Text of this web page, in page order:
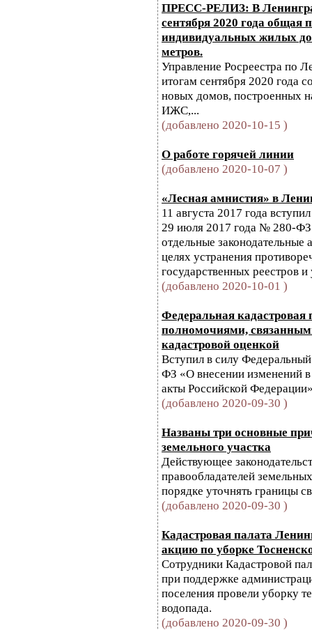
ПРЕСС-РЕЛИЗ: В
сентября 2020 года общая
индивидуальных жилых
метров.
Управление Росреестра по
итогам сентября 2020 года
новых домов, построенных
ИЖС,...
(добавлено 2020-10-15 )
О работе горячей линии
(добавлено 2020-10-07 )
«Лесная амнистия» в
11 августа 2017 года
29 июля 2017 года № 280-
отдельные
целях устранения
государственных реестров и
(добавлено 2020-10-01 )
Федеральная кадастровая
полномочиями,
кадастровой оценкой
Вступил в силу
ФЗ «О внесении изменений в
акты Российской
(добавлено 2020-09-30 )
Названы три основные
земельного участка
Действующее
правообладателей
порядке уточнять границы
(добавлено 2020-09-30 )
Кадастровая палата
акцию по уборке
Сотрудники Кадастровой
при поддержке
поселения провели уборку
водопада.
(добавлено 2020-09-30 )